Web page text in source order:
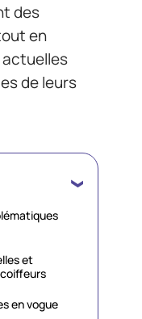
des
en
de leurs
et
en vogue